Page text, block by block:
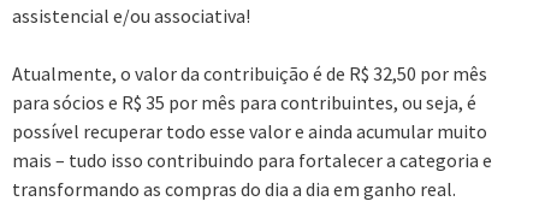
assistencial e/ou associativa!
Atualmente, o valor da contribuição é de R$ 32,50 por mês
para sócios e R$ 35 por mês para contribuintes, ou seja, é
possível recuperar todo esse valor e ainda acumular muito
mais – tudo isso contribuindo para fortalecer a categoria e
transformando as compras do dia a dia em ganho real.